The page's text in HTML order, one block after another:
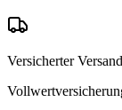
Versicherter Versand